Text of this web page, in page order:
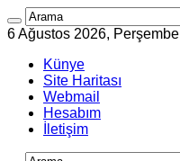
6 Ağustos 2026, Perşembe
Künye
Site Haritası
Webmail
Hesabım
İletişim